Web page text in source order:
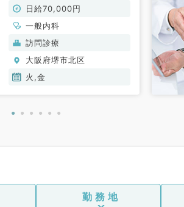
です◎（一般内科／非常
勤）
日給70,000円
一般内科
訪問診療
大阪府堺市北区
火,金
勤務地